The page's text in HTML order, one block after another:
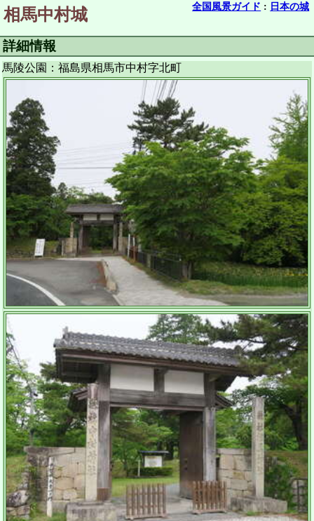
全国風景ガイド : 日本の城
相馬中村城
詳細情報
馬陵公園：福島県相馬市中村字北町